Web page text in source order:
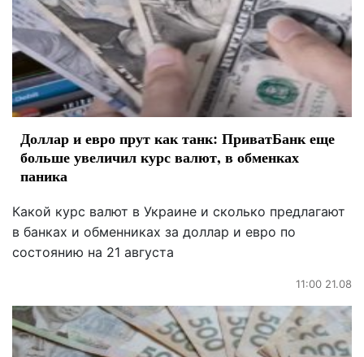
Доллар и евро прут как танк: ПриватБанк еще
больше увеличил курс валют, в обменках
паника
Какой курс валют в Украине и сколько предлагают
в банках и обменниках за доллар и евро по
состоянию на 21 августа
11:00 21.08